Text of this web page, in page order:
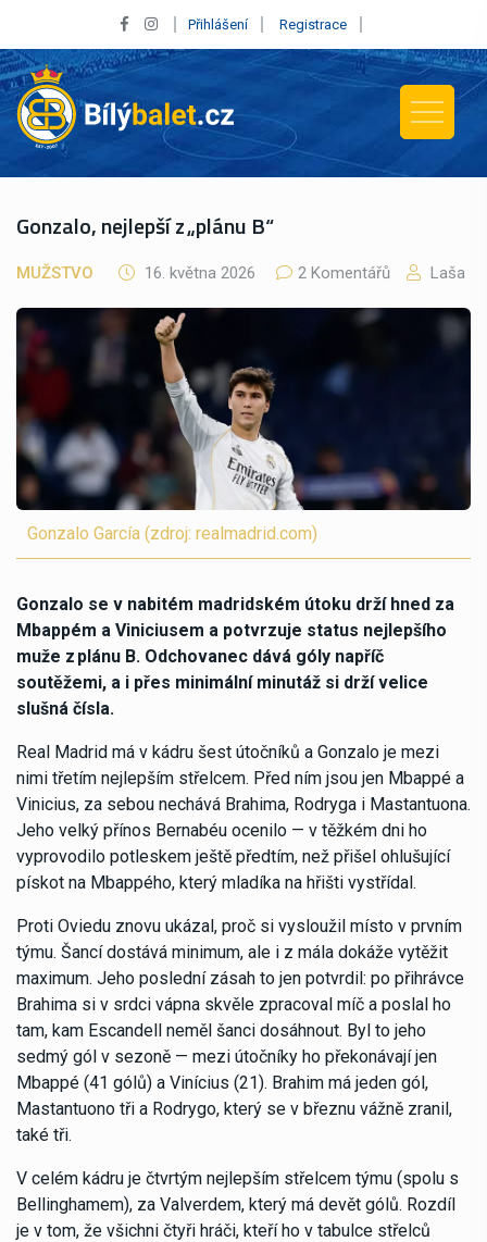
Přihlášení Registrace
Gonzalo, nejlepší z „plánu B“
MUŽSTVO 16. května 2026 2 Komentářů Laša
Gonzalo García (zdroj: realmadrid.com)
Gonzalo se v nabitém madridském útoku drží hned za
Mbappém a Viniciusem a potvrzuje status nejlepšího
muže z plánu B. Odchovanec dává góly napříč
soutěžemi, a i přes minimální minutáž si drží velice
slušná čísla.
Real Madrid má v kádru šest útočníků a Gonzalo je mezi
nimi třetím nejlepším střelcem. Před ním jsou jen Mbappé a
Vinicius, za sebou nechává Brahima, Rodryga i Mastantuona.
Jeho velký přínos Bernabéu ocenilo — v těžkém dni ho
vyprovodilo potleskem ještě předtím, než přišel ohlušující
pískot na Mbappého, který mladíka na hřišti vystřídal.
Proti Oviedu znovu ukázal, proč si vysloužil místo v prvním
týmu. Šancí dostává minimum, ale i z mála dokáže vytěžit
maximum. Jeho poslední zásah to jen potvrdil: po přihrávce
Brahima si v srdci vápna skvěle zpracoval míč a poslal ho
tam, kam Escandell neměl šanci dosáhnout. Byl to jeho
sedmý gól v sezoně — mezi útočníky ho překonávají jen
Mbappé (41 gólů) a Vinícius (21). Brahim má jeden gól,
Mastantuono tři a Rodrygo, který se v březnu vážně zranil,
také tři.
V celém kádru je čtvrtým nejlepším střelcem týmu (spolu s
Bellinghamem), za Valverdem, který má devět gólů. Rozdíl
je v tom, že všichni čtyři hráči, kteří ho v tabulce střelců